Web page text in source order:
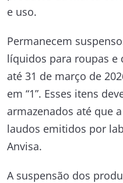
e uso.
Permanecem
líquidos para roupas e
até 31 de março de
em “1”. Esses itens
armazenados até que
laudos emitidos por
Anvisa.
A suspensão dos